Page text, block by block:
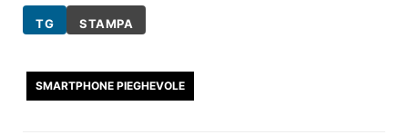
TG STAMPA
SMARTPHONE PIEGHEVOLE